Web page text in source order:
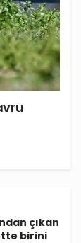
çıkan
birini